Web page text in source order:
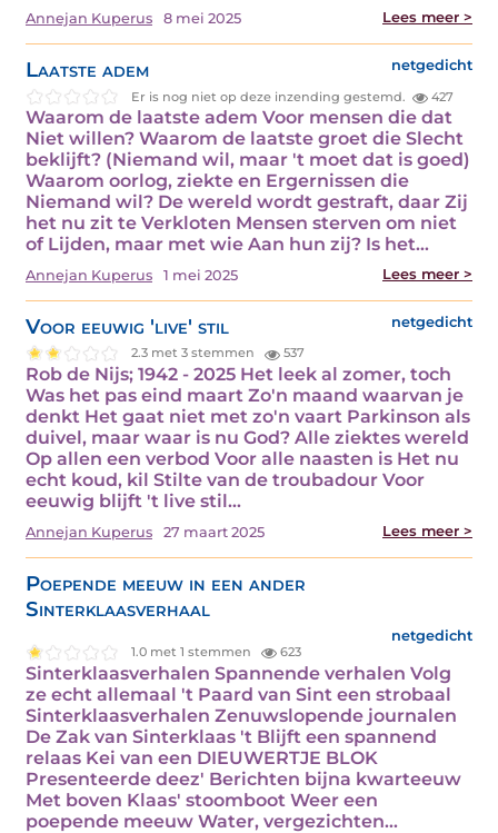
Annejan Kuperus 8 mei 2025 Lees meer >
Laatste adem netgedicht
Er is nog niet op deze inzending gestemd. 427
Waarom de laatste adem Voor mensen die dat
Niet willen? Waarom de laatste groet die Slecht
beklijft? (Niemand wil, maar 't moet dat is goed)
Waarom oorlog, ziekte en Ergernissen die
Niemand wil? De wereld wordt gestraft, daar Zij
het nu zit te Verkloten Mensen sterven om niet
of Lijden, maar met wie Aan hun zij? Is het…
Annejan Kuperus 1 mei 2025 Lees meer >
Voor eeuwig 'live' stil netgedicht
2.3 met 3 stemmen 537
Rob de Nijs; 1942 - 2025 Het leek al zomer, toch
Was het pas eind maart Zo'n maand waarvan je
denkt Het gaat niet met zo'n vaart Parkinson als
duivel, maar waar is nu God? Alle ziektes wereld
Op allen een verbod Voor alle naasten is Het nu
echt koud, kil Stilte van de troubadour Voor
eeuwig blijft 't live stil…
Annejan Kuperus 27 maart 2025 Lees meer >
Poepende meeuw in een ander
Sinterklaasverhaal
netgedicht
1.0 met 1 stemmen 623
Sinterklaasverhalen Spannende verhalen Volg
ze echt allemaal 't Paard van Sint een strobaal
Sinterklaasverhalen Zenuwslopende journalen
De Zak van Sinterklaas 't Blijft een spannend
relaas Kei van een DIEUWERTJE BLOK
Presenteerde deez' Berichten bijna kwarteeuw
Met boven Klaas' stoomboot Weer een
poepende meeuw Water, vergezichten…